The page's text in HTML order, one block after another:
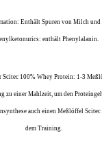
Enthält Spuren von Milch und
enthält Phenylalanin.
Scitec 100% Whey Protein: 1-3
zu einer Mahlzeit, um den
auch einen Meßlöffel
dem Training.